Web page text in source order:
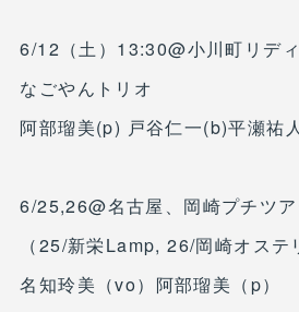
6/12（土）13:30@小川町リデ
なごやんトリオ
阿部瑠美(p) 戸谷仁一(b)平瀬祐
6/25,26@名古屋、岡崎プチツ
（25/新栄Lamp, 26/岡崎オステ
名知玲美（vo）阿部瑠美（p）